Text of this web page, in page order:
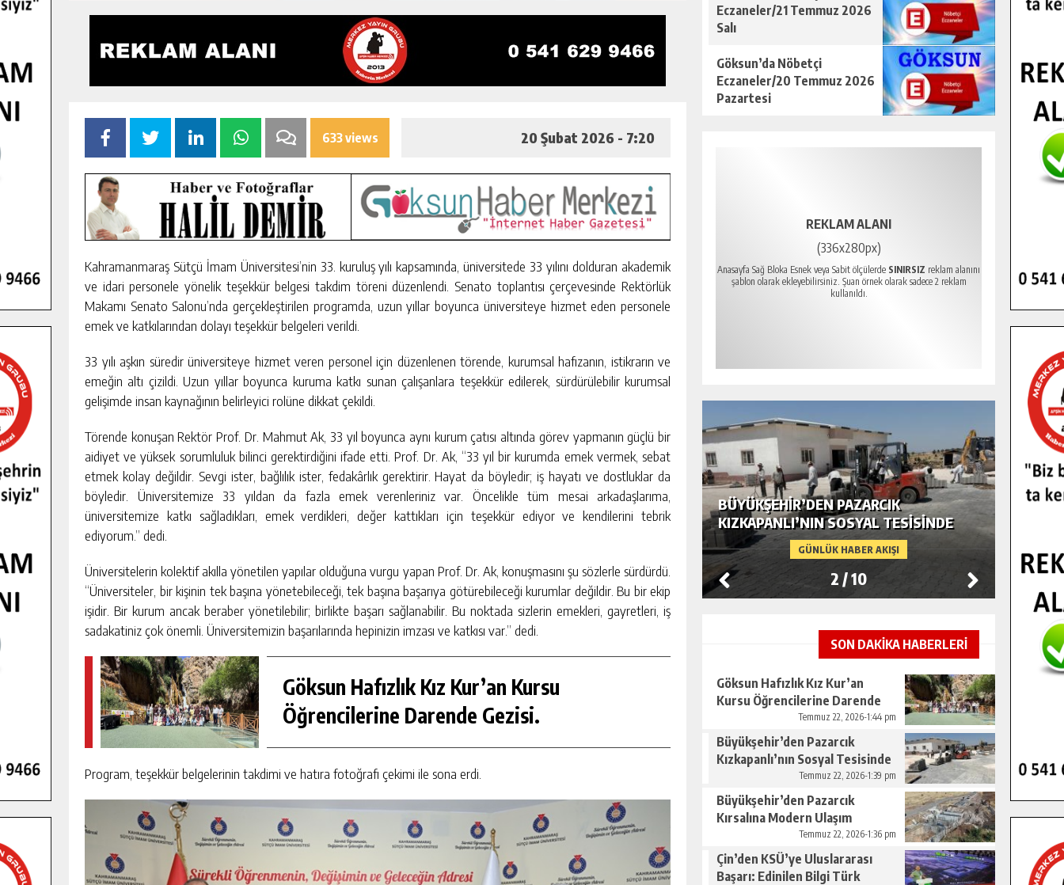
633 views 20 Şubat 2026 - 7:20
Kahramanmaraş Sütçü İmam Üniversitesi’nin 33. kuruluş yılı kapsamında, üniversitede 33 yılını dolduran akademik
ve idari personele yönelik teşekkür belgesi takdim töreni düzenlendi. Senato toplantısı çerçevesinde Rektörlük
Makamı Senato Salonu’nda gerçekleştirilen programda, uzun yıllar boyunca üniversiteye hizmet eden personele
emek ve katkılarından dolayı teşekkür belgeleri verildi.
33 yılı aşkın süredir üniversiteye hizmet veren personel için düzenlenen törende, kurumsal hafızanın, istikrarın ve
emeğin altı çizildi. Uzun yıllar boyunca kuruma katkı sunan çalışanlara teşekkür edilerek, sürdürülebilir kurumsal
gelişimde insan kaynağının belirleyici rolüne dikkat çekildi.
Törende konuşan Rektör Prof. Dr. Mahmut Ak, 33 yıl boyunca aynı kurum çatısı altında görev yapmanın güçlü bir
aidiyet ve yüksek sorumluluk bilinci gerektirdiğini ifade etti. Prof. Dr. Ak, “33 yıl bir kurumda emek vermek, sebat
etmek kolay değildir. Sevgi ister, bağlılık ister, fedakârlık gerektirir. Hayat da böyledir; iş hayatı ve dostluklar da
böyledir. Üniversitemize 33 yıldan da fazla emek verenleriniz var. Öncelikle tüm mesai arkadaşlarıma,
üniversitemize katkı sağladıkları, emek verdikleri, değer kattıkları için teşekkür ediyor ve kendilerini tebrik
ediyorum.” dedi.
Üniversitelerin kolektif akılla yönetilen yapılar olduğuna vurgu yapan Prof. Dr. Ak, konuşmasını şu sözlerle sürdürdü.
“Üniversiteler, bir kişinin tek başına yönetebileceği, tek başına başarıya götürebileceği kurumlar değildir. Bu bir ekip
işidir. Bir kurum ancak beraber yönetilebilir; birlikte başarı sağlanabilir. Bu noktada sizlerin emekleri, gayretleri, iş
sadakatiniz çok önemli. Üniversitemizin başarılarında hepinizin imzası ve katkısı var.” dedi.
Göksun Hafızlık Kız Kur’an Kursu
Öğrencilerine Darende Gezisi.
Program, teşekkür belgelerinin takdimi ve hatıra fotoğrafı çekimi ile sona erdi.
Eczaneler/21 Temmuz 2026
Salı
Göksun’da Nöbetçi
Eczaneler/20 Temmuz 2026
Pazartesi
REKLAM ALANI
(336x280px)
Anasayfa Sağ Bloka Esnek veya Sabit ölçülerde SINIRSIZ reklam alanını
şablon olarak ekleyebilirsiniz. Şuan örnek olarak sadece 2 reklam
kullanıldı.
GENÇLER PUSULA MARAŞ KAMPINDA
YENI MEDYA VE FOTOĞRAFÇILIĞI
KEŞFETTI.
GÖKSUN HAFIZLIK KIZ KUR’AN KURSU
ÖĞRENCILERINE DARENDE GEZISI.
GÜNLÜK HABER AKIŞI
BÜYÜKŞEHIR’DEN PAZARCIK
KIZKAPANLI’NIN SOSYAL TESISINDE
ÇEVRE DÜZENLEMESI.
2 /10
SON DAKİKA HABERLERİ
Göksun Hafızlık Kız Kur’an
Kursu Öğrencilerine Darende
Temmuz 22, 2026-1:44 pm
Büyükşehir’den Pazarcık
Kızkapanlı’nın Sosyal Tesisinde
Çevre Düzenlemesi.Temmuz 22, 2026-1:39 pm
Büyükşehir’den Pazarcık
Kırsalına Modern Ulaşım
Temmuz 22, 2026-1:36 pm
Çin’den KSÜ’ye Uluslararası
Başarı: Edinilen Bilgi Türk